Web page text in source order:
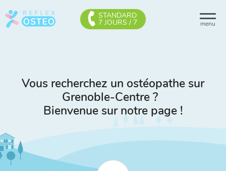
menu
STANDARD
7 JOURS / 7
Vous recherchez un ostéopathe sur
Grenoble-Centre ?
Bienvenue sur notre page !